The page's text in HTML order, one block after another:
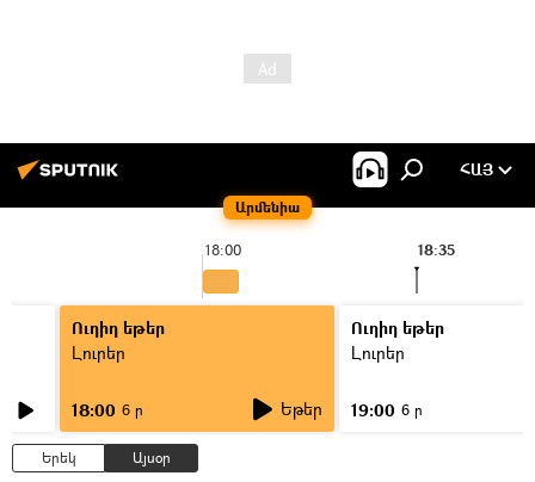
Արմենիա
ՀԱՅ
18:00 18:35
Ուղիղ եթեր
Լուրեր
18:00 6 ր Եթեր
Ուղիղ եթեր
Լուրեր
19:00 6 ր
Երեկ Այսօր